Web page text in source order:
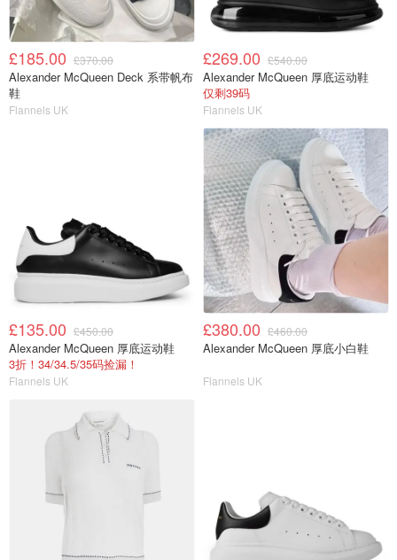
£185.00 £370.00
Alexander McQueen Deck 系带帆布
鞋
Flannels UK
£269.00 £540.00
Alexander McQueen 厚底运动鞋
仅剩39码
Flannels UK
£135.00 £450.00
Alexander McQueen 厚底运动鞋
3折！34/34.5/35码捡漏！
Flannels UK
£380.00 £460.00
Alexander McQueen 厚底小白鞋
Flannels UK